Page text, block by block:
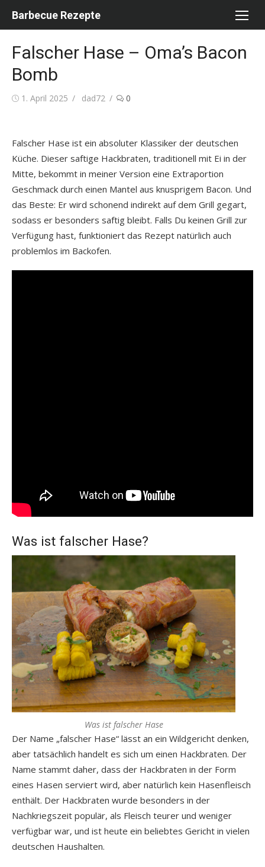
Barbecue Rezepte
Falscher Hase – Oma’s Bacon
Bomb
Posted
1. April 2025 Author
dad72 0
Falscher Hase ist ein absoluter Klassiker der deutschen
Küche. Dieser saftige Hackbraten, traditionell mit Ei in der
Mitte, bekommt in meiner Version eine Extraportion
Geschmack durch einen Mantel aus knusprigem Bacon. Und
das Beste: Er wird schonend indirekt auf dem Grill gegart,
sodass er besonders saftig bleibt. Falls Du keinen Grill zur
Verfügung hast, funktioniert das Rezept natürlich auch
problemlos im Backofen.
Was ist falscher Hase?
Was ist falscher Hase
Der Name „falscher Hase“ lässt an ein Wildgericht denken,
aber tatsächlich handelt es sich um einen Hackbraten. Der
Name stammt daher, dass der Hackbraten in der Form
eines Hasen serviert wird, aber natürlich kein Hasenfleisch
enthält. Der Hackbraten wurde besonders in der
Nachkriegszeit populär, als Fleisch teurer und weniger
verfügbar war, und ist heute ein beliebtes Gericht in vielen
deutschen Haushalten.